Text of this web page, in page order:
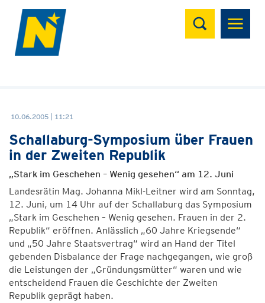
Suchen
10.06.2005 | 11:21
Schallaburg-Symposium über Frauen
in der Zweiten Republik
„Stark im Geschehen – Wenig gesehen“ am 12. Juni
Landesrätin Mag. Johanna Mikl-Leitner wird am Sonntag,
12. Juni, um 14 Uhr auf der Schallaburg das Symposium
„Stark im Geschehen – Wenig gesehen. Frauen in der 2.
Republik“ eröffnen. Anlässlich „60 Jahre Kriegsende“
und „50 Jahre Staatsvertrag“ wird an Hand der Titel
gebenden Disbalance der Frage nachgegangen, wie groß
die Leistungen der „Gründungsmütter“ waren und wie
entscheidend Frauen die Geschichte der Zweiten
Republik geprägt haben.